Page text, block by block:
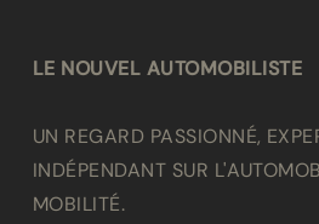
LE NOUVEL AUTOMOBILISTE
UN REGARD PASSIONNÉ,
INDÉPENDANT SUR
MOBILITÉ.